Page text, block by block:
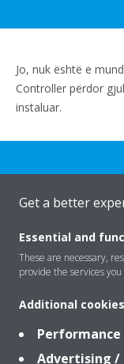
Jo, nuk është e
Controller përdor
instaluar.
Rreth nesh
Zgjidhje
Kontakti
Get a better
Essential and
These are necessary,
provide the services
Additional
Performance
Advertising